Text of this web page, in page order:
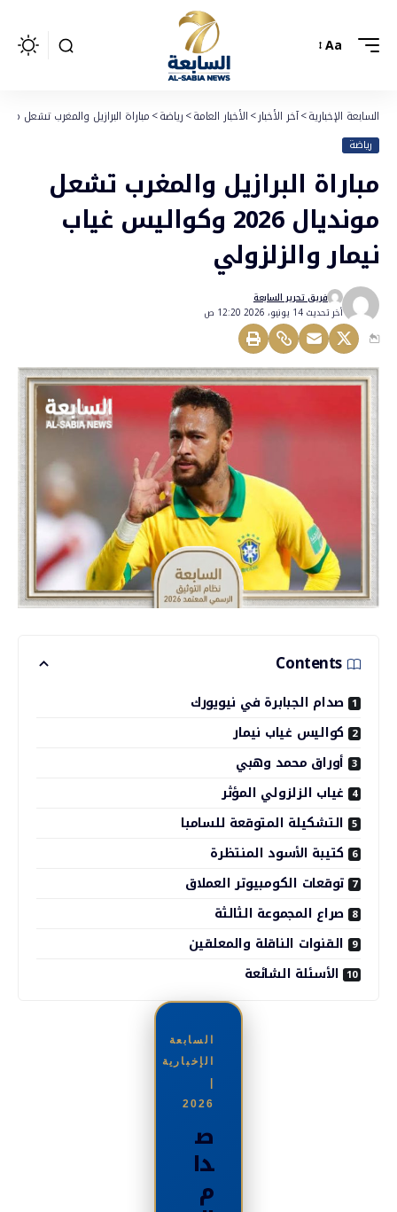
Aa
السابعة الإخبارية>آخر الأخبار>الأخبار العامة>رياضة>مباراة البرازيل والمغرب تشعل مونديال 2026 وكواليس غياب نيمار
رياضة
مباراة البرازيل والمغرب تشعل
مونديال 2026 وكواليس غياب
نيمار والزلزولي
أخر تحديث 14 يونيو، 2026 12:20 ص
فريق تحرير السابعة
Contents
صدام الجبابرة في نيويورك
كواليس غياب نيمار
أوراق محمد وهبي
غياب الزلزولي المؤثر
التشكيلة المتوقعة للسامبا
كتيبة الأسود المنتظرة
توقعات الكومبيوتر العملاق
صراع المجموعة الثالثة
القنوات الناقلة والمعلقين
الأسئلة الشائعة
السابعة
الإخبارية
|
2026
ص
دا
م